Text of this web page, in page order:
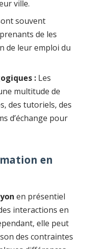
ville.
souvent
de les
de leur emploi du
: Les
multitude de
des tutoriels, des
d’échange pour
en
en présentiel
interactions en
elle peut
des contraintes